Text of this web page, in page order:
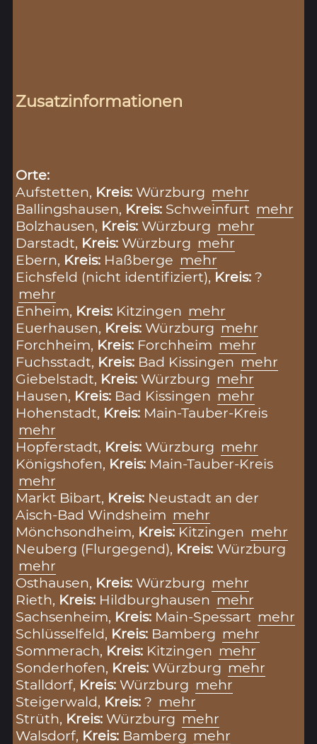
Zusatzinformationen
Orte:
Aufstetten, Kreis:Würzburg mehr
Ballingshausen, Kreis: Schweinfurt mehr
Bolzhausen, Kreis:Würzburg mehr
Darstadt, Kreis:Würzburg mehr
Ebern, Kreis: Haßberge mehr
Eichsfeld (nicht identifiziert), Kreis:?
mehr
Enheim, Kreis: Kitzingen mehr
Euerhausen, Kreis:Würzburg mehr
Forchheim, Kreis: Forchheim mehr
Fuchsstadt, Kreis: Bad Kissingen mehr
Giebelstadt, Kreis:Würzburg mehr
Hausen, Kreis: Bad Kissingen mehr
Hohenstadt, Kreis: Main-Tauber-Kreis
mehr
Hopferstadt, Kreis:Würzburg mehr
Königshofen, Kreis: Main-Tauber-Kreis
mehr
Markt Bibart, Kreis: Neustadt an der
Aisch-Bad Windsheim mehr
Mönchsondheim, Kreis: Kitzingen mehr
Neuberg (Flurgegend), Kreis:Würzburg
mehr
Osthausen, Kreis:Würzburg mehr
Rieth, Kreis: Hildburghausen mehr
Sachsenheim, Kreis: Main-Spessart mehr
Schlüsselfeld, Kreis: Bamberg mehr
Sommerach, Kreis: Kitzingen mehr
Sonderhofen, Kreis:Würzburg mehr
Stalldorf, Kreis:Würzburg mehr
Steigerwald, Kreis:? mehr
Strüth, Kreis:Würzburg mehr
Walsdorf, Kreis: Bamberg mehr